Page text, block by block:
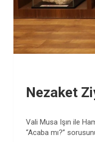
Nezaket
Vali Musa Işın ile
“Acaba mı?”